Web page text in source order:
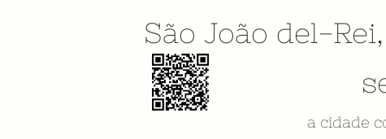
São João del-Rei,
a cidade